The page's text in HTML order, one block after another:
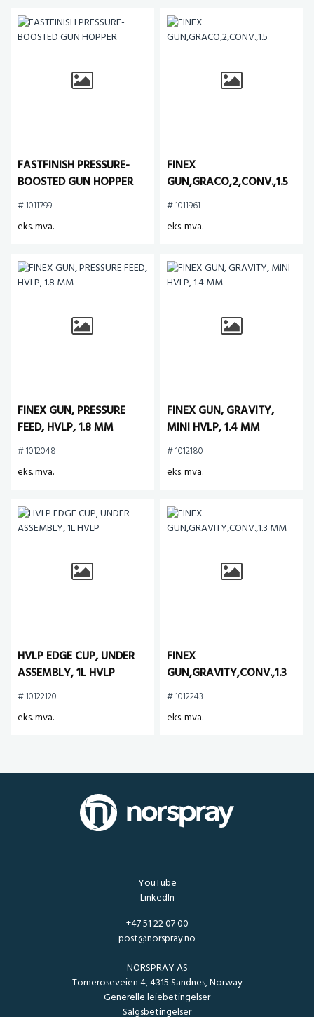
FASTFINISH PRESSURE-
BOOSTED GUN HOPPER
# 1011799
eks. mva.
FINEX
GUN,GRACO,2,CONV.,1.5
# 1011961
eks. mva.
FINEX GUN, PRESSURE
FEED, HVLP, 1.8 MM
# 1012048
eks. mva.
FINEX GUN, GRAVITY,
MINI HVLP, 1.4 MM
# 1012180
eks. mva.
HVLP EDGE CUP, UNDER
ASSEMBLY, 1L HVLP
# 10122120
eks. mva.
FINEX
GUN,GRAVITY,CONV.,1.3
MM
# 1012243
eks. mva.
YouTube
LinkedIn
+47 51 22 07 00
post@norspray.no
NORSPRAY AS
Torneroseveien 4, 4315 Sandnes, Norway
Generelle leiebetingelser
Salgsbetingelser